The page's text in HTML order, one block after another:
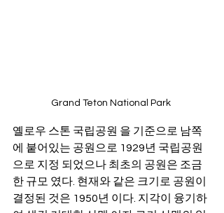
Grand Teton National Park
옐로우 스톤 국립공원 을 기준으로 남쪽
에 붙어있는 공원으로 1929년 국립공원
으로 지정 되었으나 최초의 공원은 조금
한 규모 였다. 현재와 같은 크기로 공원이
결정된 것은 1950년 이다. 지각이 융기하